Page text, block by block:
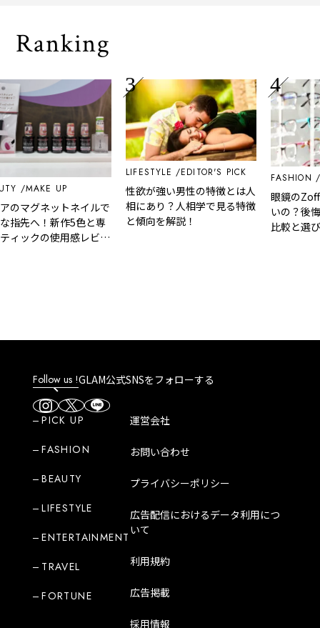
Ranking
MAKE UP
グネットネイルで
へ！新作5色と専
クの使用感レビュ
LIFESTYLE EDITOR'S PICK
性欲が強い男性の特徴とは人
相にあり？人相学で見る特徴
と傾向を解説！
FASHION
眼鏡のZoffと
いの？後悔し
比較と選び方
Follow us !GLAM公式SNSをフォローする
PICK UP
FASHION
BEAUTY
LIFESTYLE
ENTERTAINMENT
TRAVEL
FORTUNE
運営会社
お問い合わせ
プライバシーポリシー
広告配信におけるデータ利用につ
いて
利用規約
広告掲載
採用情報